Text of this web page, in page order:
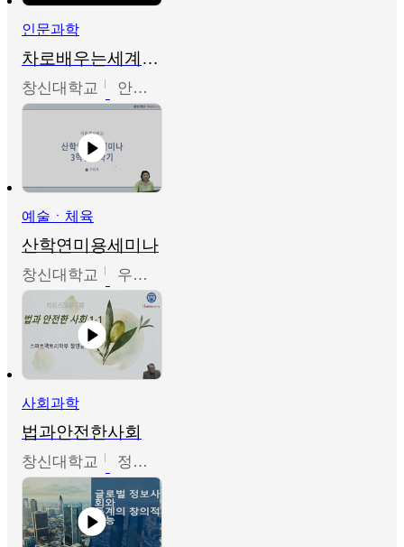
인문과학
차로배우는세계문화
창신대학교 안소영
예술ㆍ체육
산학연미용세미나
창신대학교 우미옥,오윤경,박선이
사회과학
법과안전한사회
창신대학교 정연균